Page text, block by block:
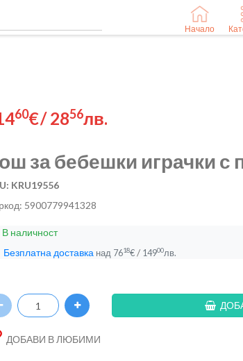
Начало
60€/2856лв.
за бебешки играчки с
KRU19556
5900779941328
В наличност
Безплатна доставка над 7618€ / 14900лв.
ДОБАВИ В ЛЮБИМИ